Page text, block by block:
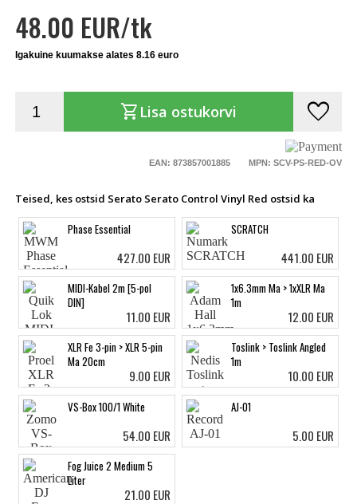
48.00 EUR/tk
Igakuine kuumakse alates 8.16 euro
shopping_cart Lisa ostukorvi favorite
EAN: 873857001885 MPN: SCV-PS-RED-OV
Teised, kes ostsid Serato Serato Control Vinyl Red ostsid ka
Phase Essential
427.00 EUR
SCRATCH
441.00 EUR
MIDI-Kabel 2m [5-pol
DIN]
11.00 EUR
1x6.3mm Ma > 1xXLR Ma
1m
12.00 EUR
XLR Fe 3-pin > XLR 5-pin
Ma 20cm
9.00 EUR
Toslink > Toslink Angled
1m
10.00 EUR
VS-Box 100/1 White
54.00 EUR
AJ-01
5.00 EUR
Fog Juice 2 Medium 5
Liter
21.00 EUR